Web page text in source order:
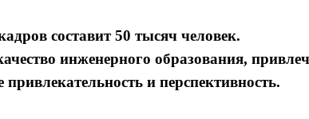
составит 50 тысяч человек.
инженерного образования,
и перспективность.